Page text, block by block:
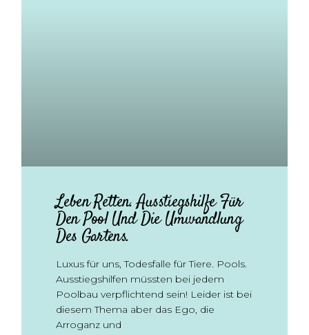
Leben Retten. Ausstiegshilfe Für
Den Pool Und Die Umwandlung
Des Gartens.
Luxus für uns, Todesfalle für Tiere. Pools.
Ausstiegshilfen müssten bei jedem
Poolbau verpflichtend sein! Leider ist bei
diesem Thema aber das Ego, die
Arroganz und